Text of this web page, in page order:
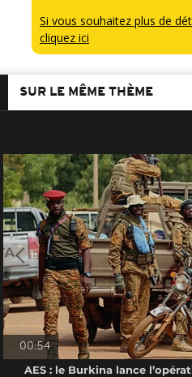
Si vous souhaitez plus de
cliquez ici
SUR LE MÊME THÈME
00:54
AES : le Burkina lance